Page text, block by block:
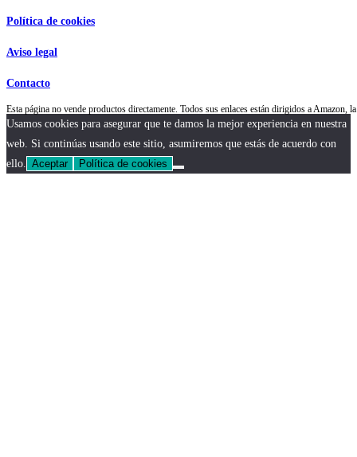
Política de cookies
Aviso legal
Contacto
Esta página no vende productos directamente. Todos sus enlaces están dirigidos a
Usamos cookies para asegurar que te damos la mejor experiencia en nuestra
web. Si continúas usando este sitio, asumiremos que estás de acuerdo con
ello. Aceptar Política de cookies